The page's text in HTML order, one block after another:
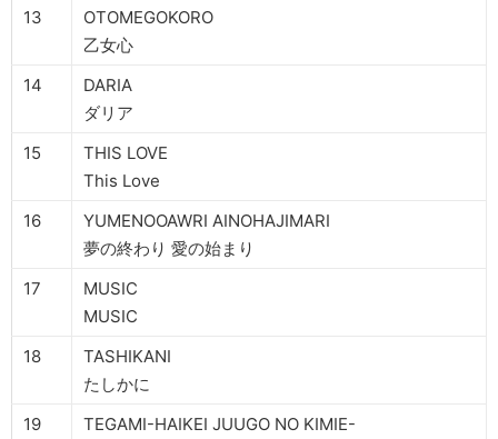
13
OTOMEGOKORO
乙女心
14
DARIA
ダリア
15
THIS LOVE
This Love
16
YUMENOOAWRI AINOHAJIMARI
夢の終わり 愛の始まり
17
MUSIC
MUSIC
18
TASHIKANI
たしかに
19
TEGAMI-HAIKEI JUUGO NO KIMIE-